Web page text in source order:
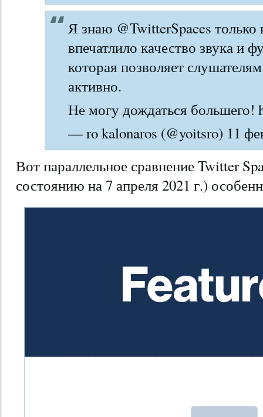
Я знаю @TwitterSpaces только
впечатлило качество звука и
которая позволяет
активно.
Не могу дождаться большего!
— ro kalonaros (@yoitsro) 11
Вот параллельное сравнение Twitter
состоянию на 7 апреля 2021 г.)